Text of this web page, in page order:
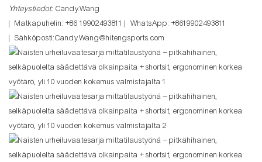
Yhteystiedot: Candy.Wang
| Matkapuhelin: +86 19902493811 | WhatsApp: +8619902493811
| Sähköposti:Candy.Wang@hitengsports.com